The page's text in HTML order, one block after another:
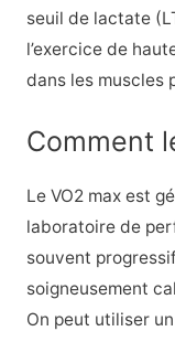
seuil de lactate
l’exercice de
dans les muscles
Comment
Le VO2 max est
laboratoire de
souvent
soigneusement
On peut utiliser